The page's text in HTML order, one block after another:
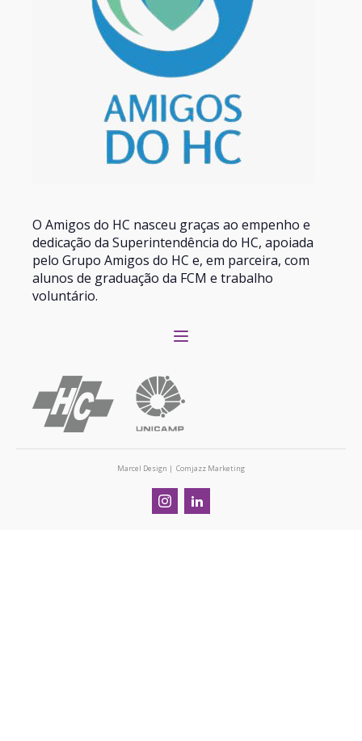
O Amigos do HC nasceu graças ao empenho e
dedicação da Superintendência do HC, apoiada
pelo Grupo Amigos do HC e, em parceira, com
alunos de graduação da FCM e trabalho
voluntário.
Marcel Design | Comjazz Marketing